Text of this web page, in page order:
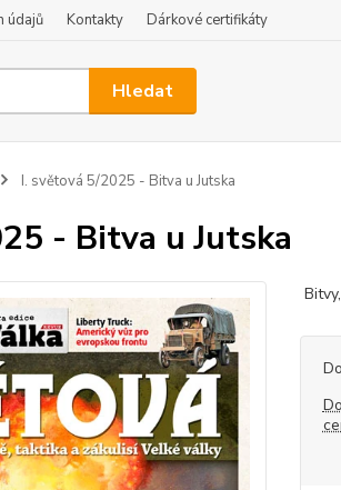
údajů Kontakty Dárkové certifikáty
Hledat
I. světová 5/2025 - Bitva u Jutska
- Bitva u Jutska